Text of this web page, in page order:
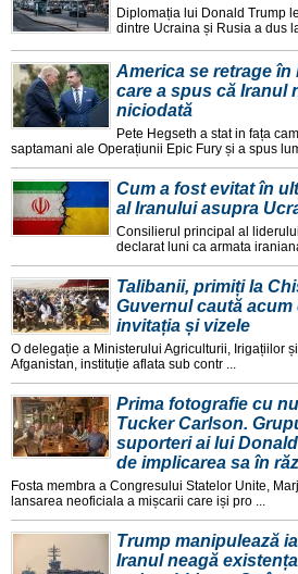
Diplomația lui Donald Trump
dintre Ucraina și Rusia a dus
America se retrage în
care a spus că Iranul
niciodată
Pete Hegseth a stat in fața
saptamani ale Operațiunii Epic Fury și a spus
Cum a fost evitat în
al Iranului asupra
Consilierul principal al
declarat luni ca armata
Talibanii, primiți la
Guvernul caută acum
invitația și vizele
O delegație a Ministerului Agriculturii, Irigațiilor
Afganistan, instituție aflata sub contr ...
Prima fotografie cu
Tucker Carlson.
suporteri ai lui
de implicarea sa în
Fosta membra a Congresului Statelor Unite,
lansarea neoficiala a mișcarii care iși pro ...
Trump manipulează
Iranul neagă